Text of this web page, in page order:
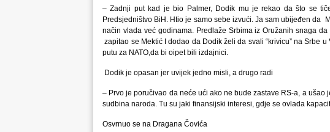
– Zadnji put kad je bio Palmer, Dodik mu je rekao da što se
Predsjedništvo BiH. Htio je samo sebe izvući. Ja sam ubijeđen da
način vlada već godinama. Predlaže Srbima iz Oružanih snaga
zapitao se Mektić I dodao da Dodik želi da svali “krivicu” na Srbe
putu za NATO,da bi oipet bili izdajnici.
Dodik je opasan jer uvijek jedno misli, a drugo radi
– Prvo je poručivao da neće ući ako ne bude zastave RS-a, a
sudbina naroda. Tu su jaki finansijski interesi, gdje se ovlada
Osvrnuo se na Dragana Čovića